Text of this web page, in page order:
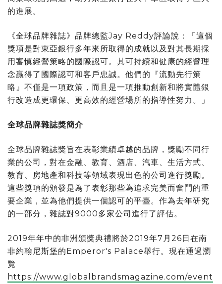
的進展。
《全球品牌雜誌》品牌總監Jay Reddy評論說： 「這個
獎項是對東亞銀行多年來所取得的成就以及對其長期採
用審慎經營策略的國際認可。其可持續和健康的經營理
念贏得了國際認可和客戶忠誠。他們的『流動先行策
略』不僅是一項政策，而且是一項推動創新和將實體銀
行改造成更環保、更高效的經營場所的指導性努力。
」
全球品牌雜誌獎簡介
全球品牌雜誌獎旨在表彰業績卓越的品牌，獎勵不同行
業的公司，對在金融、教育、酒店、汽車、生活方式、
教育、房地產和科技等領域表現出色的公司進行獎勵。
這些獎項的頒發是為了表彰那些為追求完美而奮鬥的重
要企業，並為他們提供一個認可的平臺。作為去年研究
的一部分，雜誌對9000多家公司進行了評估。
2019年年中的非洲頒獎典禮將於2019年7月26日在南
非約翰尼斯堡的Emperor's Palace舉行。現在通過瀏
覽
https://www.globalbrandsmagazine.com/event